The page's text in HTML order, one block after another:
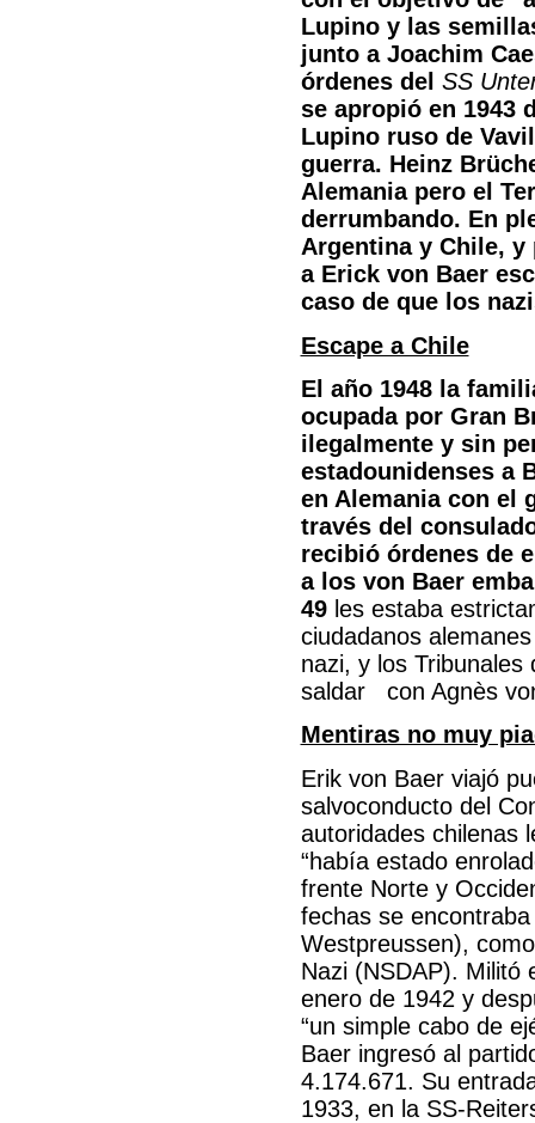
Lupino y las
junto a Joachim
órdenes del SS
se apropió en 1943
Lupino ruso de
guerra. Heinz
Alemania pero el
derrumbando. En
Argentina y Chile, y
a Erick von Baer
caso de que los
Escape a Chile
El año 1948 la
ocupada por Gran
ilegalmente y sin
estadounidenses a
en Alemania con el
través del
recibió órdenes de
a los von Baer
49 les estaba
ciudadanos
nazi, y los
saldar con Agnès
Mentiras no muy
Erik von Baer viajó
salvoconducto del
autoridades chilenas
“había estado
frente Norte y
fechas se
Westpreussen),
Nazi (NSDAP). Militó
enero de 1942 y
“un simple cabo de
Baer ingresó al
4.174.671. Su
1933, en la SS-